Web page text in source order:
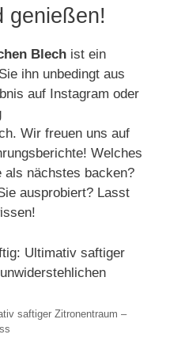
genießen!
Blech ist ein
ihn unbedingt aus
auf Instagram oder
Wir freuen uns auf
Welches
als nächstes backen?
ausprobiert? Lasst
saftiger Zitronentraum –